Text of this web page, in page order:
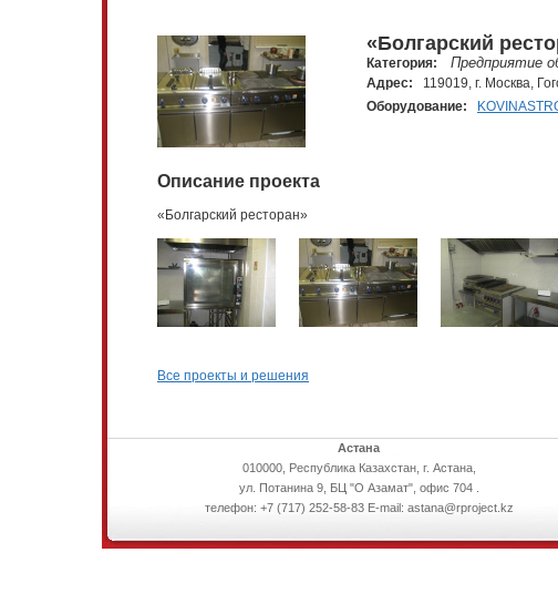
«Болгарский
Категория: Предприятие
Адрес:
119019, г. Москва,
Оборудование:
Описание проекта
«Болгарский ресторан»
Все проекты и решения
Астана
010000, Республика Казахстан, г. Астана,
ул. Потанина 9, БЦ "О Азамат", офис 704 .
телефон: +7 (717) 252-58-83 E-mail: astana@rproject.kz